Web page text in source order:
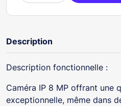
Description
Description fonctionnelle :
Caméra IP 8 MP offrant une
exceptionnelle, même dans